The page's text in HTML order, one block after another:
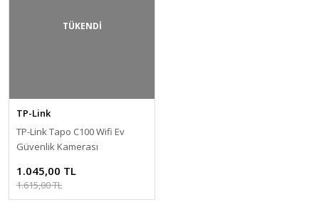
TÜKENDİ
TP-Link
TP-Link Tapo C100 Wifi Ev
Güvenlik Kamerası
1.045,00 TL
1.615,00 TL